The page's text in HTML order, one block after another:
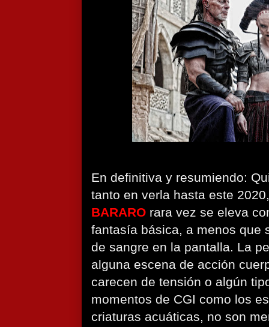
En definitiva y resumiendo:
tanto en verla hasta este
BARARO rara vez se eleva
fantasía básica, a menos que
de sangre en la pantalla. La
alguna escena de acción
carecen de tensión o algún
momentos de CGI como los
criaturas acuáticas, no son